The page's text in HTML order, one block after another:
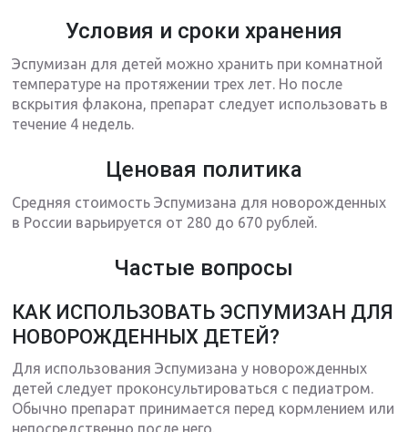
Условия и сроки хранения
Эспумизан для детей можно хранить при комнатной
температуре на протяжении трех лет. Но после
вскрытия флакона, препарат следует использовать в
течение 4 недель.
Ценовая политика
Средняя стоимость Эспумизана для новорожденных
в России варьируется от 280 до 670 рублей.
Частые вопросы
КАК ИСПОЛЬЗОВАТЬ ЭСПУМИЗАН ДЛЯ
НОВОРОЖДЕННЫХ ДЕТЕЙ?
Для использования Эспумизана у новорожденных
детей следует проконсультироваться с педиатром.
Обычно препарат принимается перед кормлением или